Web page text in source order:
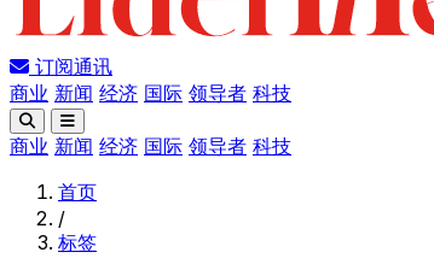
订阅通讯
商业 新闻 经济 国际 领导者 科技
商业 新闻 经济 国际 领导者 科技
首页
/
标签